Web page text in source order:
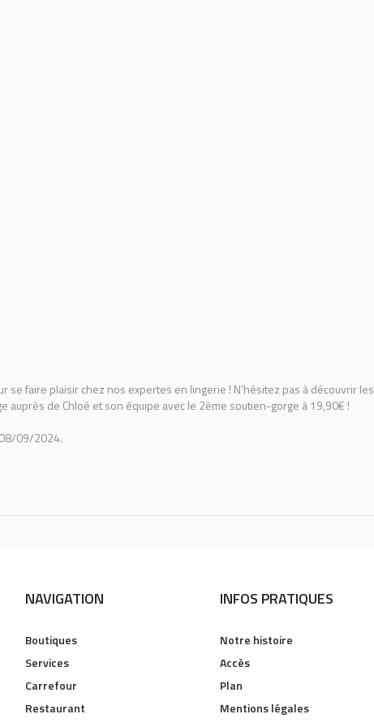
se faire plaisir chez nos expertes en lingerie ! N’hésitez pas à découvrir les
auprès de Chloé et son équipe avec le 2ème soutien-gorge à 19,90€ !
09/2024.
NAVIGATION
Boutiques
Services
Carrefour
Restaurant
INFOS PRATIQUES
Notre histoire
Accès
Plan
Mentions légales